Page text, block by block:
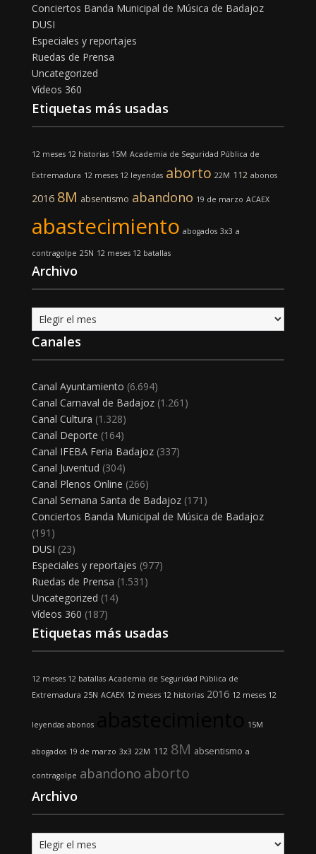
Conciertos Banda Municipal de Música de Badajoz
DUSI
Especiales y reportajes
Ruedas de Prensa
Uncategorized
Vídeos 360
Etiquetas más usadas
12 meses 12 historias 15M Academia de Seguridad Pública de
Extremadura 12 meses 12 leyendas aborto 22M 112 abonos
2016 8M absentismo abandono 19 de marzo ACAEX
abastecimiento abogados 3x3 a
contragolpe 25N 12 meses 12 batallas
Archivo
Archivo
Canales
Canal Ayuntamiento (6.694)
Canal Carnaval de Badajoz(1.261)
Canal Cultura (1.328)
Canal Deporte (164)
Canal IFEBA Feria Badajoz(337)
Canal Juventud (304)
Canal Plenos Online (266)
Canal Semana Santa de Badajoz(171)
Conciertos Banda Municipal de Música de Badajoz
(191)
DUSI (23)
Especiales y reportajes (977)
Ruedas de Prensa (1.531)
Uncategorized (14)
Vídeos 360 (187)
Etiquetas más usadas
12 meses 12 batallas Academia de Seguridad Pública de
Extremadura 25N ACAEX 12 meses 12 historias 2016 12 meses 12
leyendas abonos 15M
abogados 19 de marzo 3x3 22M 112 8M absentismo a
contragolpe abandono aborto
Archivo
Archivo